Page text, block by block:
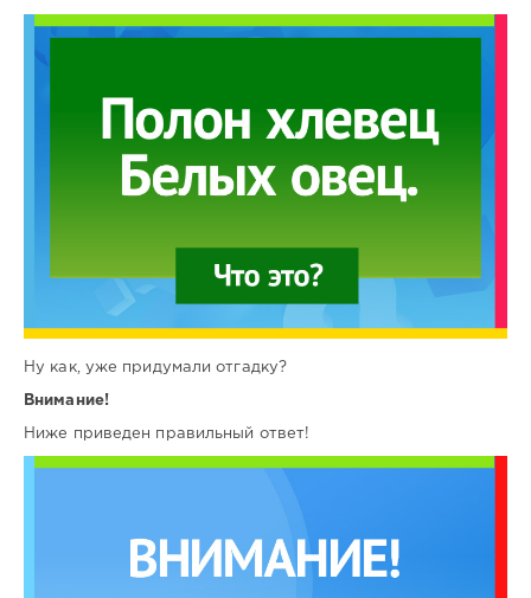
Ну как, уже придумали отгадку?
Внимание!
Ниже приведен правильный ответ!